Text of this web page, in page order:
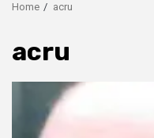
Home acru
acru